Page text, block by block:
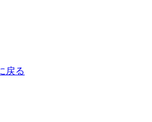
戻る